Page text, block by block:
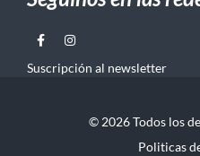
Suscripción al newsletter
© 2026 Todos los
Politicas